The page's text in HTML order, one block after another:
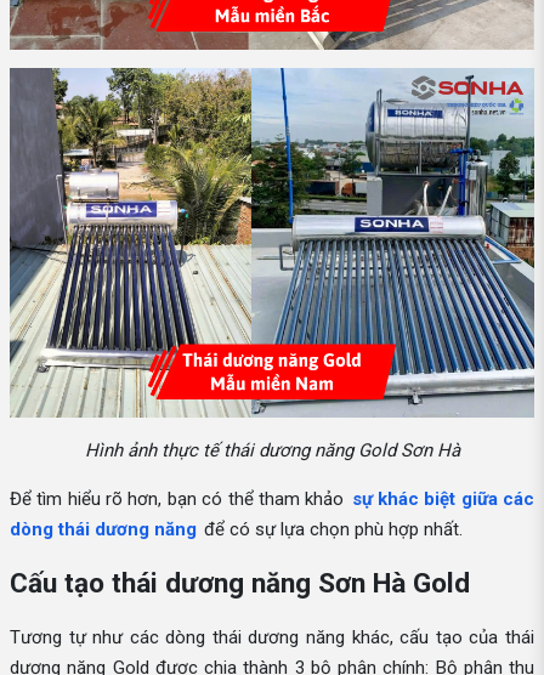
Hình ảnh thực tế thái dương năng Gold Sơn Hà
Để tìm hiểu rõ hơn, bạn có thể tham khảo sự khác biệt giữa các
dòng thái dương năng để có sự lựa chọn phù hợp nhất.
Cấu tạo thái dương năng Sơn Hà Gold
Tương tự như các dòng thái dương năng khác, cấu tạo của thái
dương năng Gold được chia thành 3 bộ phận chính: Bộ phận thu